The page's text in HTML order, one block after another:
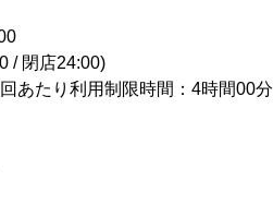
/ 閉店24:00)
あたり利用制限時間：4時間00分